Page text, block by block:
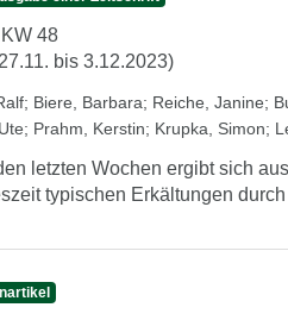
48
bis 3.12.2023)
; Biere, Barbara; Reiche, Janine;
; Prahm, Kerstin; Krupka, Simon;
letzten Wochen ergibt sich
typischen Erkältungen